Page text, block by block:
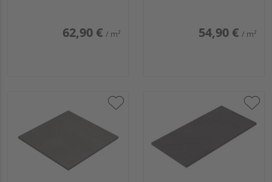
62,90 € / m² 54,90 € / m²